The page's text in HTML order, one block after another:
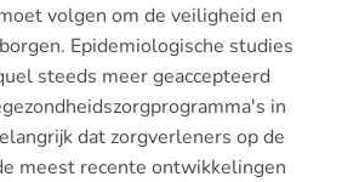
volgen om de veiligheid en
Epidemiologische studies
steeds meer geaccepteerd
in
dat zorgverleners op de
meest recente ontwikkelingen